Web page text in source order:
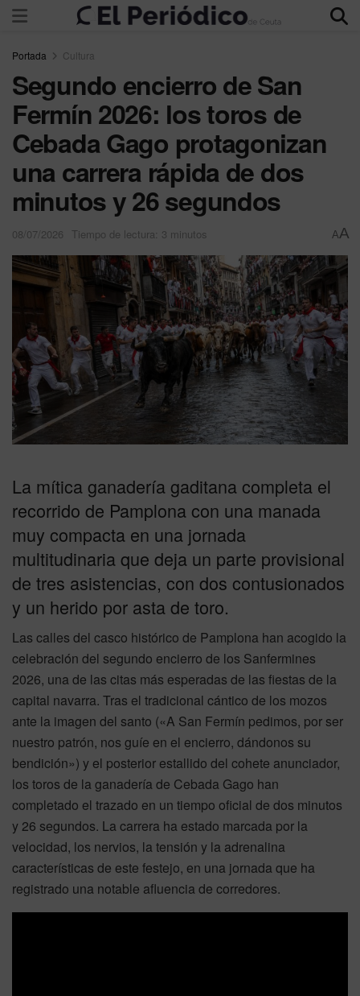
Portada Cultura
Segundo encierro de San
Fermín 2026: los toros de
Cebada Gago protagonizan
una carrera rápida de dos
minutos y 26 segundos
08/07/2026 Tiempo de lectura: 3 minutos AA
La mítica ganadería gaditana completa el
recorrido de Pamplona con una manada
muy compacta en una jornada
multitudinaria que deja un parte provisional
de tres asistencias, con dos contusionados
y un herido por asta de toro.
Las calles del casco histórico de Pamplona han acogido la
celebración del segundo encierro de los Sanfermines
2026, una de las citas más esperadas de las fiestas de la
capital navarra. Tras el tradicional cántico de los mozos
ante la imagen del santo («A San Fermín pedimos, por ser
nuestro patrón, nos guíe en el encierro, dándonos su
bendición») y el posterior estallido del cohete anunciador,
los toros de la ganadería de Cebada Gago han
completado el trazado en un tiempo oficial de dos minutos
y 26 segundos. La carrera ha estado marcada por la
velocidad, los nervios, la tensión y la adrenalina
características de este festejo, en una jornada que ha
registrado una notable afluencia de corredores.